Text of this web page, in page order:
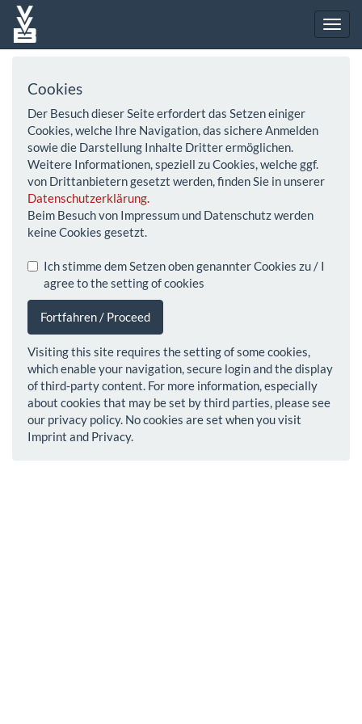
Cookies
Der Besuch dieser Seite erfordert das Setzen einiger
Cookies, welche Ihre Navigation, das sichere Anmelden
sowie die Darstellung Inhalte Dritter ermöglichen.
Weitere Informationen, speziell zu Cookies, welche ggf.
von Drittanbietern gesetzt werden, finden Sie in unserer
Datenschutzerklärung.
Beim Besuch von Impressum und Datenschutz werden
keine Cookies gesetzt.
Ich stimme dem Setzen oben genannter Cookies zu / I
agree to the setting of cookies
Fortfahren / Proceed
Visiting this site requires the setting of some cookies,
which enable your navigation, secure login and the display
of third-party content. For more information, especially
about cookies that may be set by third parties, please see
our privacy policy. No cookies are set when you visit
Imprint and Privacy.